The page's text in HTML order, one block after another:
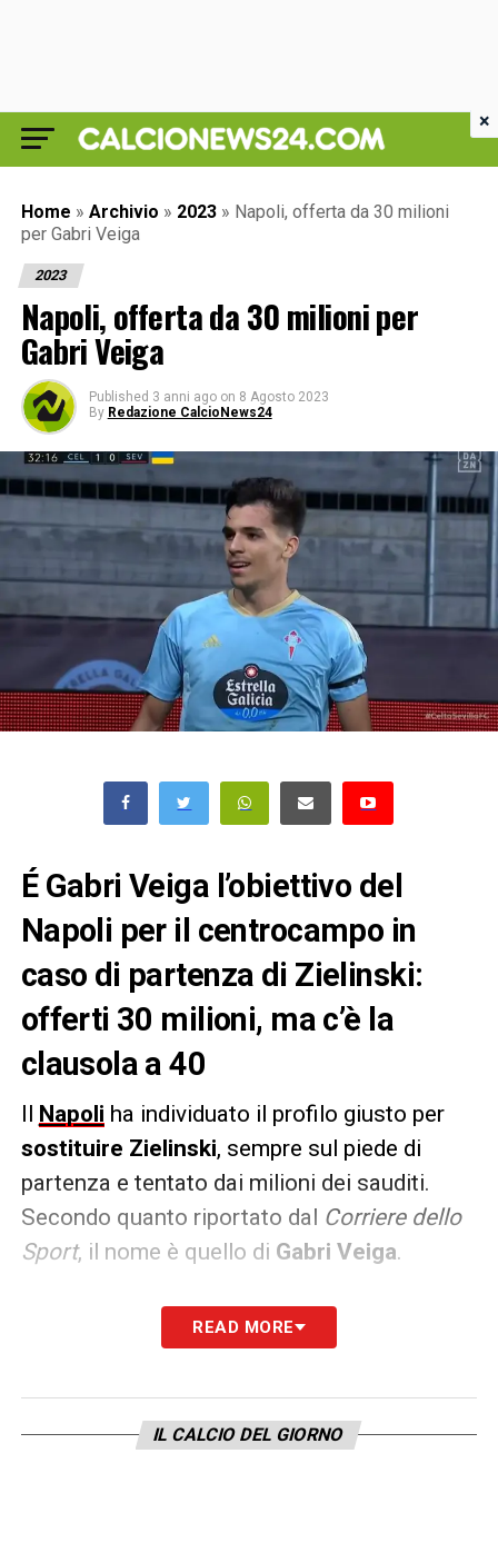
Home » Archivio » 2023 » Napoli, offerta da 30 milioni
per Gabri Veiga
2023
Napoli, offerta da 30 milioni per
Gabri Veiga
Published 3 anni ago on 8 Agosto 2023
By Redazione CalcioNews24
É Gabri Veiga l’obiettivo del
Napoli per il centrocampo in
caso di partenza di Zielinski:
offerti 30 milioni, ma c’è la
clausola a 40
Il Napoli ha individuato il profilo giusto per
sostituire Zielinski, sempre sul piede di
partenza e tentato dai milioni dei sauditi.
Secondo quanto riportato dal Corriere dello
Sport, il nome è quello di Gabri Veiga.
Centrocampista dai piedi buoni classe
, il Celta Vigo lo ha blindato con una
quando ancora era ds dei partenopei. I
READ MORE
IL CALCIO DEL GIORNO
×